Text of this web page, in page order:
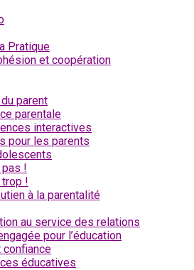
Pratique
et coopération
parent
parentale
interactives
pour les parents
pas !
trop !
à la parentalité
au service des relations
pour l’éducation
éducatives